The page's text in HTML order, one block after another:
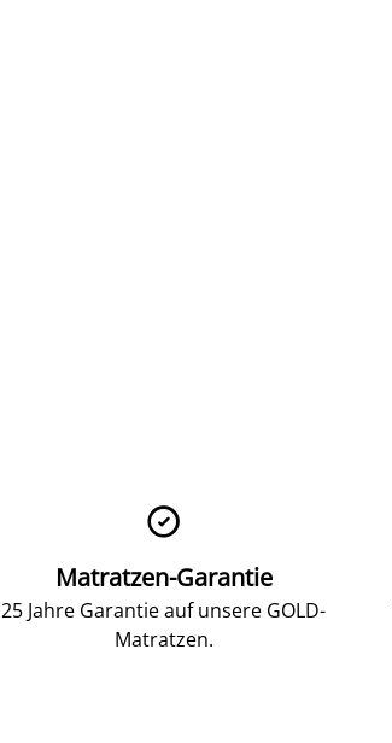

Matratzen-Garantie
25 Jahre Garantie auf unsere GOLD-
Matratzen.